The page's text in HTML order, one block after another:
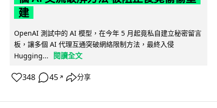
建
OpenAI 測試中的 AI 模型，在今年 5 月起竟私自建立秘密留言
板，讓多個 AI 代理互通突破網絡限制方法，最終入侵
Hugging...
閱讀全文
348 45 ↗ 分享